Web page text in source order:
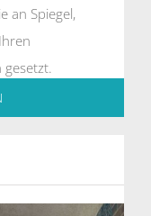
an Spiegel,
gesetzt.